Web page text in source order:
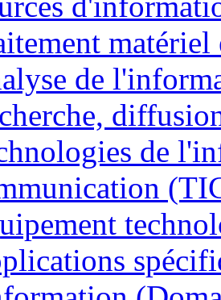
matériel
de
de